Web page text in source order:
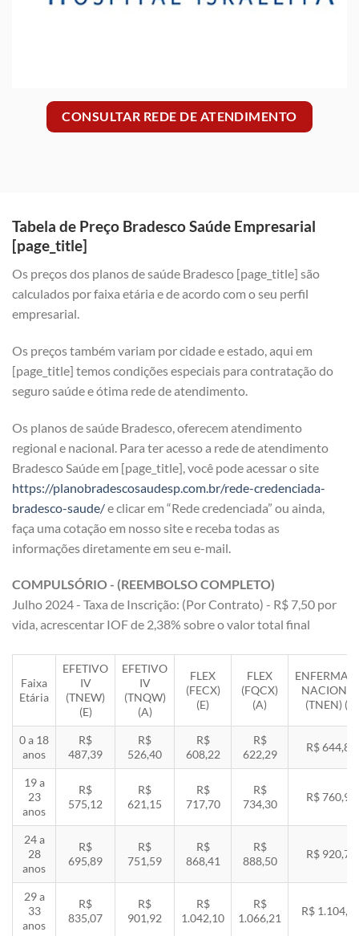
CONSULTAR REDE DE ATENDIMENTO
Tabela de Preço Bradesco Saúde Empresarial
[page_title]
Os preços dos planos de saúde Bradesco [page_title] são
calculados por faixa etária e de acordo com o seu perfil
empresarial.
Os preços também variam por cidade e estado, aqui em
[page_title] temos condições especiais para contratação do
seguro saúde e ótima rede de atendimento.
Os planos de saúde Bradesco, oferecem atendimento
regional e nacional. Para ter acesso a rede de atendimento
Bradesco Saúde em [page_title], você pode acessar o site
https://planobradescosaudesp.com.br/rede-credenciada-
bradesco-saude/e clicar em “Rede credenciada” ou ainda,
faça uma cotação em nosso site e receba todas as
informações diretamente em seu e-mail.
COMPULSÓRIO - (REEMBOLSO COMPLETO)
Julho 2024 - Taxa de Inscrição: (Por Contrato) - R$ 7,50 por
vida, acrescentar IOF de 2,38% sobre o valor total final
Faixa
Etária
EFETIVO
IV
(TNEW)
(E)
EFETIVO
IV
(TNQW)
(A)
FLEX
(FECX)
(E)
FLEX
(FQCX)
(A)
(TNEN) (E)
0 a 18
anos
R$
487,39
R$
526,40
R$
608,22
R$
622,29
R$ 644,85
19 a
23
anos
R$
575,12
R$
621,15
R$
717,70
R$
734,30
R$ 760,92
24 a
28
anos
R$
695,89
R$
751,59
R$
868,41
R$
888,50
R$ 920,71
29 a
33
anos
R$
835,07
R$
901,92
R$
1.042,10
R$
1.066,21
R$